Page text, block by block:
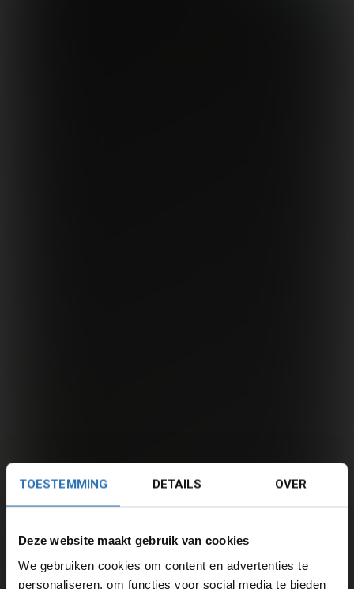
TOESTEMMING DETAILS OVER
Deze website maakt gebruik van cookies
We gebruiken cookies om content en advertenties te
personaliseren, om functies voor social media te bieden